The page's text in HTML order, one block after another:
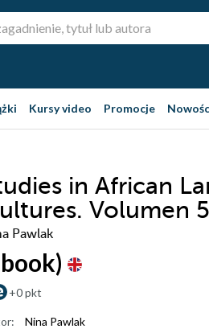
Kursy video Promocje
in African
Volumen
Pawlak
+0 pkt
Nina Pawlak